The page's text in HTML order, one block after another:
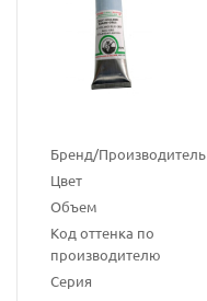
Бренд/Производитель
Цвет
Объем
Код оттенка по
производителю
Серия